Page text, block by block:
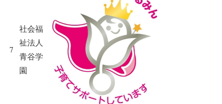
7
社会福
祉法人
青谷学
園